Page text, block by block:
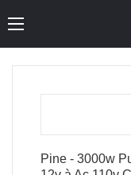
Pine - 3000w